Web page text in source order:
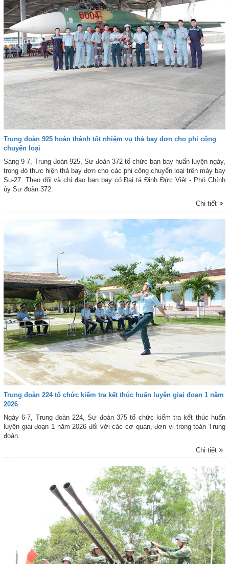
Trung đoàn 925 hoàn thành tốt nhiệm vụ thả bay đơn cho phi công
chuyển loại
Sáng 9-7, Trung đoàn 925, Sư đoàn 372 tổ chức ban bay huấn luyện ngày,
trong đó thực hiện thả bay đơn cho các phi công chuyển loại trên máy bay
Su-27. Theo dõi và chỉ đạo ban bay có Đại tá Đinh Đức Việt - Phó Chính
ủy Sư đoàn 372.
Chi tiết
Trung đoàn 224 tổ chức kiểm tra kết thúc huấn luyện giai đoạn 1 năm
2026
Ngày 6-7, Trung đoàn 224, Sư đoàn 375 tổ chức kiểm tra kết thúc huấn
luyện giai đoạn 1 năm 2026 đối với các cơ quan, đơn vị trong toàn Trung
đoàn.
Chi tiết